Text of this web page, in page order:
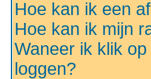
Hoe kan ik een
Hoe kan ik mijn
Waneer ik klik
loggen?